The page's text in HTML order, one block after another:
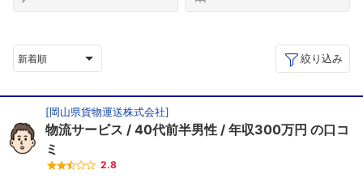
新着順 絞り込み
[岡山県貨物運送株式会社]
物流サービス 40代前半男性 年収300万円 の口コ
ミ
2.8